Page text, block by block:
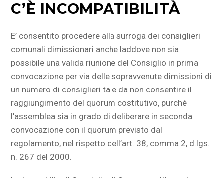
C’È INCOMPATIBILITÀ
E’ consentito procedere alla surroga dei consiglieri
comunali dimissionari anche laddove non sia
possibile una valida riunione del Consiglio in prima
convocazione per via delle sopravvenute dimissioni di
un numero di consiglieri tale da non consentire il
raggiungimento del quorum costitutivo, purché
l’assemblea sia in grado di deliberare in seconda
convocazione con il quorum previsto dal
regolamento, nel rispetto dell’art. 38, comma 2, d.lgs.
n. 267 del 2000.